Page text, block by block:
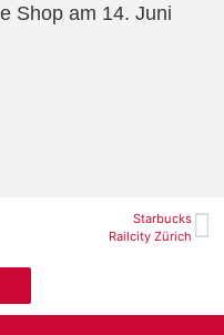
Shop am 14. Juni
Starbucks
Railcity Zürich